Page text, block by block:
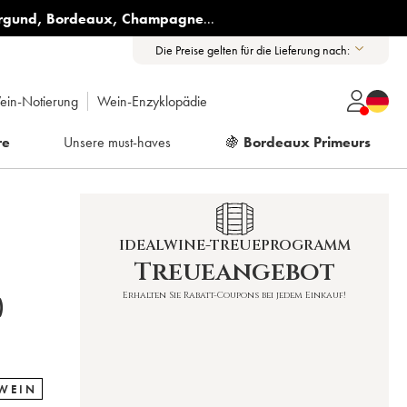
, Bordeaux, Champagne...
Die Preise gelten für die Lieferung nach:
Notierung Wein-Enzyklopädie
Unsere must-haves 🍇 Bordeaux Primeurs
IDEALWINE-TREUEPROGRAMM
Treueangebot
Erhalten Sie Rabatt-Coupons bei jedem Einkauf!